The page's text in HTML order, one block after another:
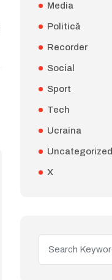
Media
Politică
Recorder
Social
Sport
Tech
Ucraina
Uncategorized
X